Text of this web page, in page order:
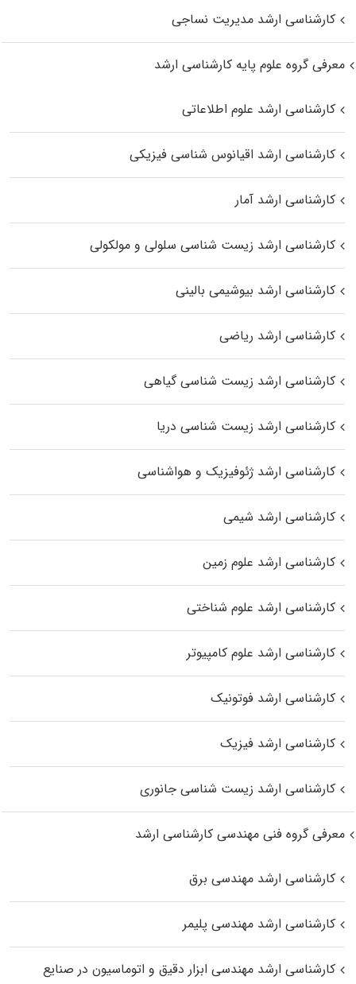
کارشناسی ارشد مدیریت نساجی
معرفی گروه علوم پایه کارشناسی ارشد
کارشناسی ارشد علوم اطلاعاتی
کارشناسی ارشد اقیانوس‌ شناسی فیزیکی
کارشناسی ارشد آمار
کارشناسی ارشد زیست شناسی سلولی و مولکولی
کارشناسی ارشد بیوشیمی بالینی
کارشناسی ارشد ریاضی
کارشناسی ارشد زیست‌ شناسی گیاهی
کارشناسی ارشد زیست‌ شناسی دریا
کارشناسی ارشد ژئوفیزیک و هواشناسی
کارشناسی ارشد شیمی
کارشناسی ارشد علوم زمین
کارشناسی ارشد علوم شناختی
کارشناسی ارشد علوم کامپیوتر
کارشناسی ارشد فوتونیک
کارشناسی ارشد فیزیک
کارشناسی ارشد زیست‌ شناسی جانوری
معرفی گروه فنی مهندسی کارشناسی ارشد
کارشناسی ارشد مهندسی برق
کارشناسی ارشد مهندسی پلیمر
کارشناسی ارشد مهندسی ابزار دقیق و اتوماسیون در صنایع